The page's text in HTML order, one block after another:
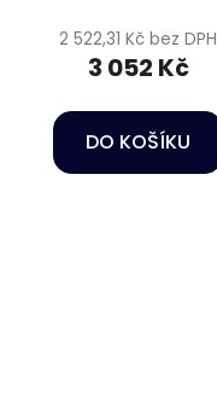
2 522,31 Kč bez DPH
3 052 Kč
DO KOŠÍKU